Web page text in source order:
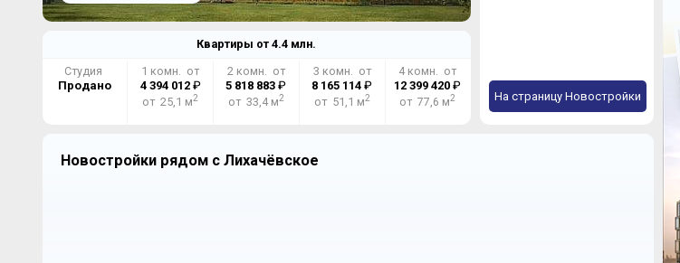
Квартиры от 4.4 млн.
Студия
Продано
1 комн. от
4 394 012₽
от 25,1 м2
2 комн. от
5 818 883 ₽
от 33,4 м2
3 комн. от
8 165 114 ₽
от 51,1 м2
4 комн. от
12 399 420 ₽
от 77,6 м2 На страницу Новостройки
Новостройки рядом с Лихачёвское